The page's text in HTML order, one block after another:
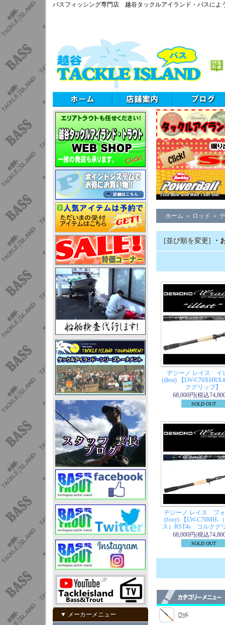
バスフィッシング専門店 越谷タックルアイランド・バスによ
▼ メーカーメニュー
ホーム ＞ ロッド ＞
[並び順を変更] ・
デジーノ レイス イ
(illest) 【LW-
クグリップ】
68,000円(税込
SOLD OUT
デジーノ レイス フ
(foxy) 【LW-C70MH-
ス）RST4s コルクグ
68,000円(税込
SOLD OUT